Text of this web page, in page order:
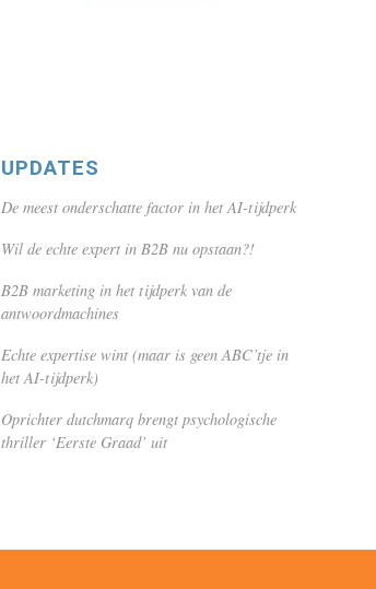
UPDATES
De meest onderschatte factor in het AI-tijdperk
Wil de echte expert in B2B nu opstaan?!
B2B marketing in het tijdperk van de
antwoordmachines
Echte expertise wint (maar is geen ABC’tje in
het AI-tijdperk)
Oprichter dutchmarq brengt psychologische
thriller ‘Eerste Graad’ uit